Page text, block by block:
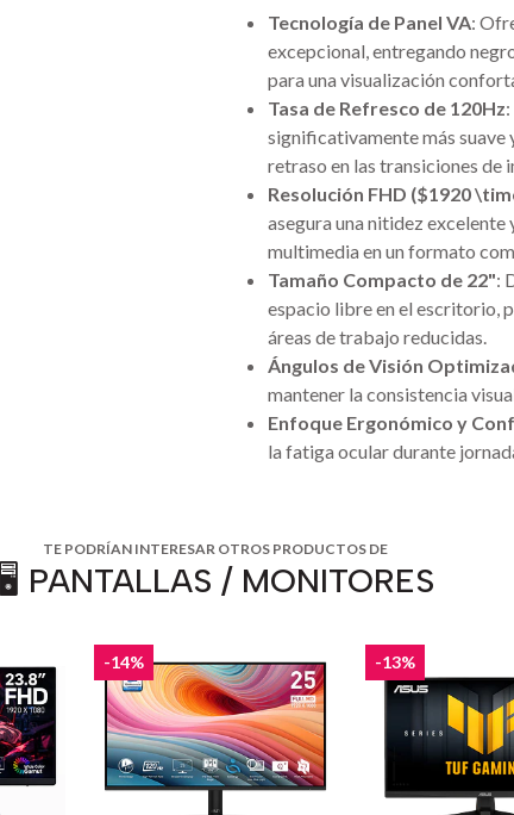
Tecnología de Panel VA:
excepcional, entregando
para una visualización
Tasa de Refresco de 120Hz
significativamente más suave
retraso en las transiciones de
Resolución FHD ($1920
asegura una nitidez
multimedia en un formato
Tamaño Compacto de 22":
espacio libre en el escritorio,
áreas de trabajo reducidas.
Ángulos de Visión
mantener la consistencia
Enfoque Ergonómico y
la fatiga ocular durante
TE PODRÍAN INTERESAR OTROS PRODUCTOS DE
🖥️ PANTALLAS / MONITORES
-14% -13%